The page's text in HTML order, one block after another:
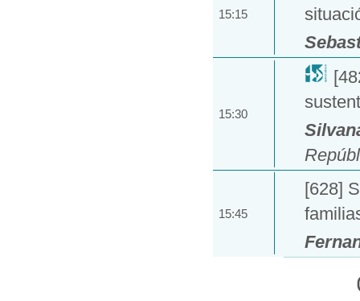
15:15
15:30
15:45
[628]